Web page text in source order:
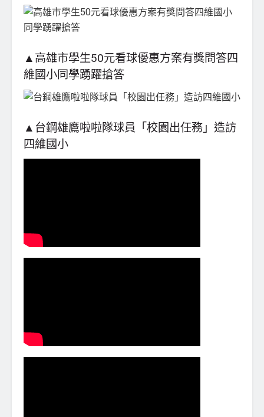
▲高雄市學生50元看球優惠方案有獎問答四
維國小同學踴躍搶答
▲台鋼雄鷹啦啦隊球員「校園出任務」造訪
四維國小